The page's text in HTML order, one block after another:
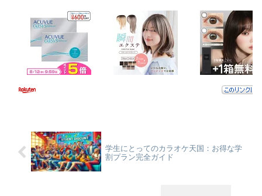
学生にとってのカラオケ天国：お得な学
割プラン完全ガイド